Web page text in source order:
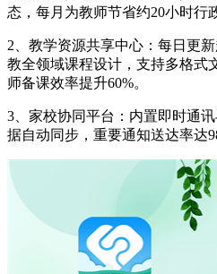
态，每月为教师节省约20小时行
2、教学资源共享中心：每日更
教全领域课程设计，支持多格式
师备课效率提升60%。
3、家校协同平台：内置即时通
据自动同步，重要通知送达率达